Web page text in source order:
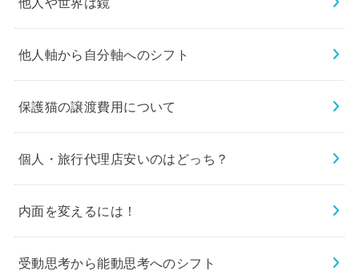
他人軸から自分軸へのシフト
保護猫の譲渡費用について
個人・旅行代理店安いのはどっち？
内面を変えるには！
受動思考から能動思考へのシフト